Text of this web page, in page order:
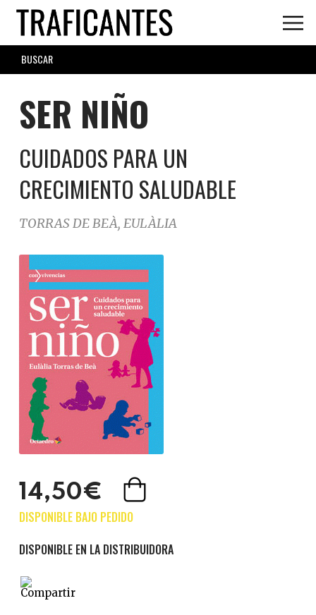
Skip
main
content
SEARCH
FORM
SER NIÑO
CUIDADOS PARA UN
CRECIMIENTO SALUDABLE
TORRAS DE BEÀ, EULÀLIA
14,50€